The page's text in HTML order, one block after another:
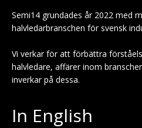
Semi14 grundades år 2022 med
halvledarbranschen för svensk
Vi verkar för att förbättra
halvledare, affärer inom
inverkar på dessa.
In English